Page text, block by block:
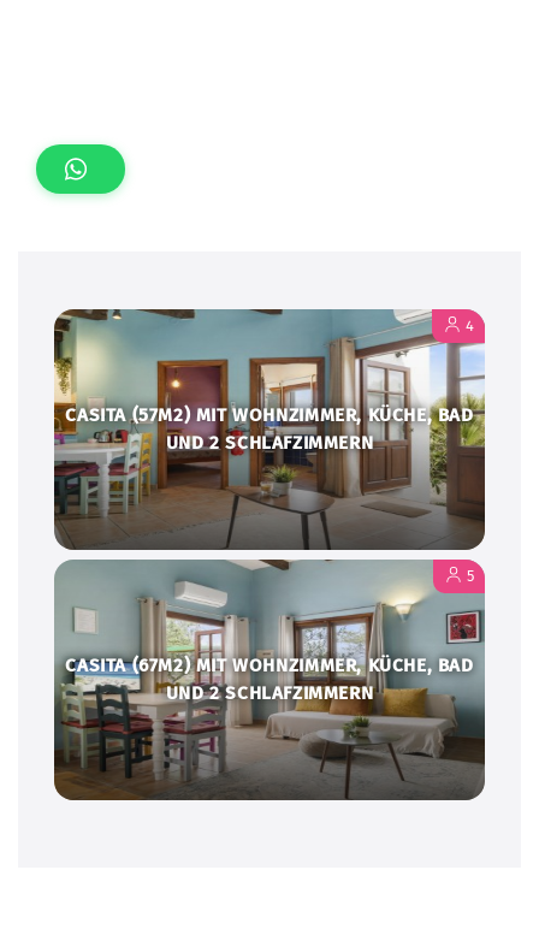
CASITA (57M2) MIT WOHNZIMMER, KÜCHE, BAD
UND 2 SCHLAFZIMMERN
CASITA (67M2) MIT WOHNZIMMER, KÜCHE, BAD
UND 2 SCHLAFZIMMERN
5